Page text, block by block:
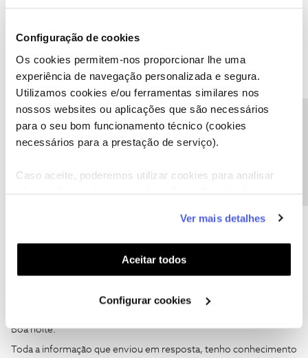
Configuração de cookies
Os cookies permitem-nos proporcionar lhe uma
experiência de navegação personalizada e segura.
Utilizamos cookies e/ou ferramentas similares nos
nossos websites ou aplicações que são necessários
para o seu bom funcionamento técnico (cookies
necessários para a prestação de serviço).
Caso aceite, poderemos utilizar cookies para analisar
funcionalidades (cookies de personalização e
funcionalidade) e adaptar anúncios aos seus interesses
(cookies de publicidade personalizada). Pode gerir a
utilização dos cookies clicando em "Configurar
Ver mais detalhes
Aceitar todos
Configurar cookies
através da App NOS.
Se precisar de ajuda adicional, não hesite!
Obrigado
Ajude a comunidade do Fórum NOS com “Likes” e “Melhor
Boa noite.
Toda a informação que enviou em resposta, tenho conhecimento